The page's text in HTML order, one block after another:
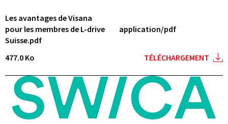
Les avantages de Visana
pour les membres de L-drive
Suisse.pdf
application/pdf
477.0 Ko TÉLÉCHARGEMENT